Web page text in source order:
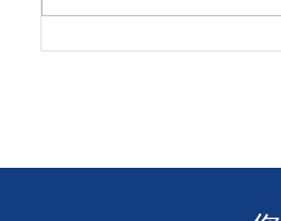
🏃🏻‍♀️GRIP Beyond - OAKLEY